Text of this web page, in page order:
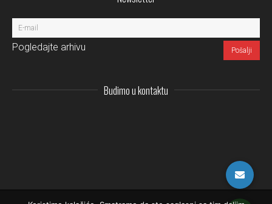
Pogledajte arhivu
Budimo u kontaktu